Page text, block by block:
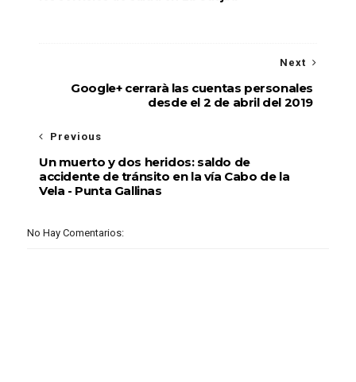
Next
Google+ cerrarà las cuentas personales
desde el 2 de abril del 2019
Previous
Un muerto y dos heridos: saldo de
accidente de tránsito en la vía Cabo de la
Vela - Punta Gallinas
No Hay Comentarios: